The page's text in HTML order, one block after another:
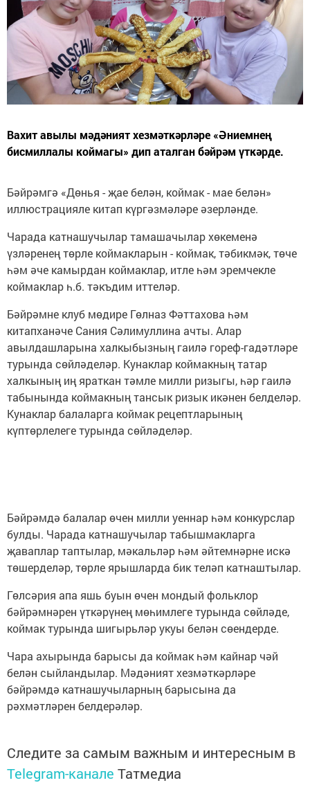
Вахит авылы мәдәният хезмәткәрләре «Әниемнең
бисмиллалы коймагы» дип аталган бәйрәм үткәрде.
Бәйрәмгә «Дөнья - җае белән, коймак - мае белән»
иллюстрацияле китап күргәзмәләре әзерләнде.
Чарада катнашучылар тамашачылар хөкеменә
үзләренең төрле коймакларын - коймак, тәбикмәк, төче
һәм әче камырдан коймаклар, итле һәм эремчекле
коймаклар һ.б. тәкъдим иттеләр.
Бәйрәмне клуб мөдире Гөлназ Фәттахова һәм
китапханәче Сания Сәлимуллина ачты. Алар
авылдашларына халкыбызның гаилә гореф-гадәтләре
турында сөйләделәр. Кунаклар коймакның татар
халкының иң яраткан тәмле милли ризыгы, һәр гаилә
табынында коймакның тансык ризык икәнен белделәр.
Кунаклар балаларга коймак рецептларының
күптөрлелеге турында сөйләделәр.
Бәйрәмдә балалар өчен милли уеннар һәм конкурслар
булды. Чарада катнашучылар табышмакларга
җаваплар таптылар, мәкальләр һәм әйтемнәрне искә
төшерделәр, төрле ярышларда бик теләп катнаштылар.
Гөлсәрия апа яшь буын өчен мондый фольклор
бәйрәмнәрен үткәрүнең мөһимлеге турында сөйләде,
коймак турында шигырьләр укуы белән сөендерде.
Чара ахырында барысы да коймак һәм кайнар чәй
белән сыйландылар. Мәдәният хезмәткәрләре
бәйрәмдә катнашучыларның барысына да
рәхмәтләрен белдерәләр.
Следите за самым важным и интересным в
Telegram-канале Татмедиа